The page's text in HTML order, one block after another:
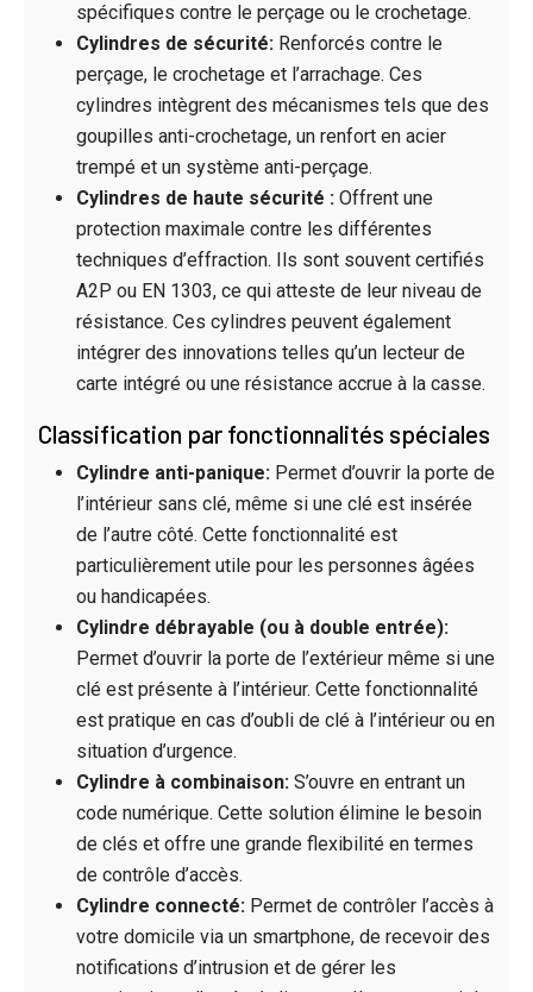
spécifiques contre le perçage ou le crochetage.
Cylindres de sécurité: Renforcés contre le
perçage, le crochetage et l’arrachage. Ces
cylindres intègrent des mécanismes tels que des
goupilles anti-crochetage, un renfort en acier
trempé et un système anti-perçage.
Cylindres de haute sécurité : Offrent une
protection maximale contre les différentes
techniques d’effraction. Ils sont souvent certifiés
A2P ou EN 1303, ce qui atteste de leur niveau de
résistance. Ces cylindres peuvent également
intégrer des innovations telles qu’un lecteur de
carte intégré ou une résistance accrue à la casse.
Classification par fonctionnalités spéciales
Cylindre anti-panique: Permet d’ouvrir la porte de
l’intérieur sans clé, même si une clé est insérée
de l’autre côté. Cette fonctionnalité est
particulièrement utile pour les personnes âgées
ou handicapées.
Cylindre débrayable (ou à double entrée):
Permet d’ouvrir la porte de l’extérieur même si une
clé est présente à l’intérieur. Cette fonctionnalité
est pratique en cas d’oubli de clé à l’intérieur ou en
situation d’urgence.
Cylindre à combinaison: S’ouvre en entrant un
code numérique. Cette solution élimine le besoin
de clés et offre une grande flexibilité en termes
de contrôle d’accès.
Cylindre connecté: Permet de contrôler l’accès à
votre domicile via un smartphone, de recevoir des
notifications d’intrusion et de gérer les